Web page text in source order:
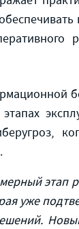
этап
уже